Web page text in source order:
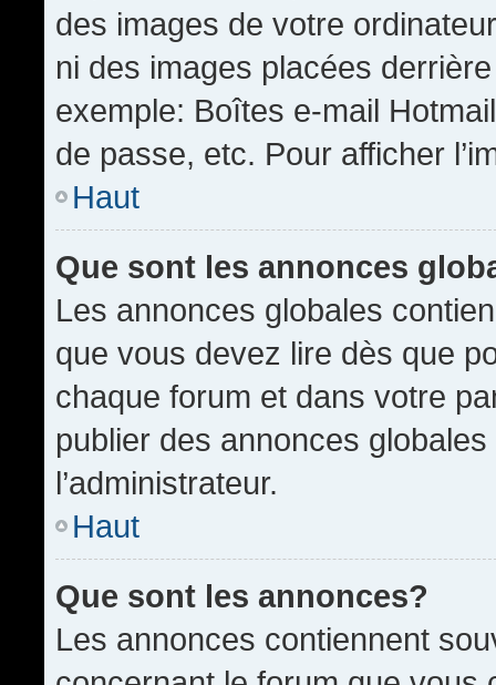
des images de votre
ni des images placées
exemple: Boîtes e-mail
de passe, etc. Pour afficher
Haut
Que sont les annonces
Les annonces globales
que vous devez lire dès que
chaque forum et dans votre
publier des annonces
l’administrateur.
Haut
Que sont les annonces?
Les annonces contiennent